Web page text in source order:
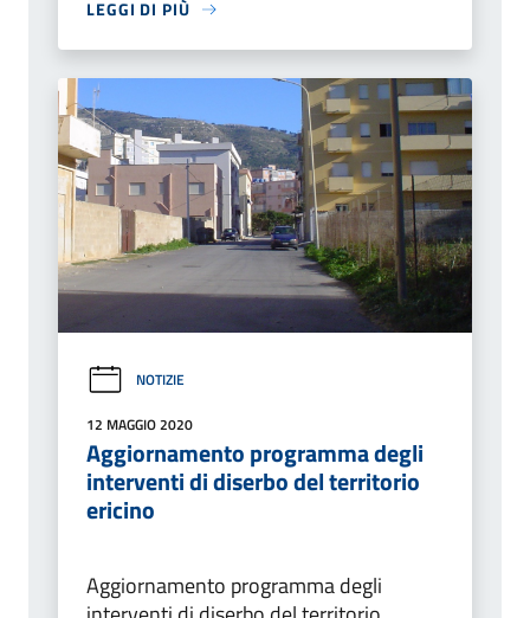
LEGGI DI PIÙ
NOTIZIE
12 MAGGIO 2020
Aggiornamento programma degli
interventi di diserbo del territorio
ericino
Aggiornamento programma degli